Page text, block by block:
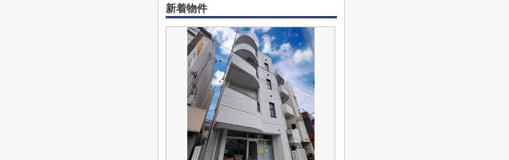
新着物件